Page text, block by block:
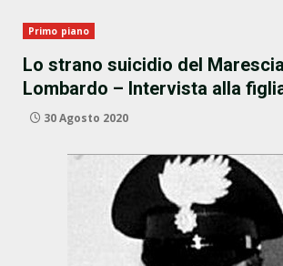
Primo piano
Lo strano suicidio del
Lombardo – Intervista alla
30 Agosto 2020